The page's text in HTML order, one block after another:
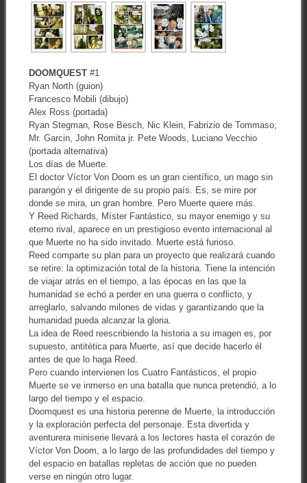
DOOMQUEST#1
Ryan North (guion)
Francesco Mobili (dibujo)
Alex Ross (portada)
Ryan Stegman, Rose Besch, Nic Klein, Fabrizio de Tommaso,
Mr. Garcin, John Romita jr. Pete Woods, Luciano Vecchio
(portada alternativa)
Los días de Muerte.
El doctor Víctor Von Doom es un gran científico, un mago sin
parangón y el dirigente de su propio país. Es, se mire por
donde se mira, un gran hombre. Pero Muerte quiere más.
Y Reed Richards, Míster Fantástico, su mayor enemigo y su
eterno rival, aparece en un prestigioso evento internacional al
que Muerte no ha sido invitado. Muerte está furioso.
Reed comparte su plan para un proyecto que realizará cuando
se retire: la optimización total de la historia. Tiene la intención
de viajar atrás en el tiempo, a las épocas en las que la
humanidad se echó a perder en una guerra o conflicto, y
arreglarlo, salvando milones de vidas y garantizando que la
humanidad pueda alcanzar la gloria.
La idea de Reed reescribiendo la historia a su imagen es, por
supuesto, antitética para Muerte, así que decide hacerlo él
antes de que lo haga Reed.
Pero cuando intervienen los Cuatro Fantásticos, el propio
Muerte se ve inmerso en una batalla que nunca pretendió, a lo
largo del tiempo y el espacio.
Doomquest es una historia perenne de Muerte, la introducción
y la exploración perfecta del personaje. Esta divertida y
aventurera miniserie llevará a los lectores hasta el corazón de
Víctor Von Doom, a lo largo de las profundidades del tiempo y
del espacio en batallas repletas de acción que no pueden
verse en ningún otro lugar.